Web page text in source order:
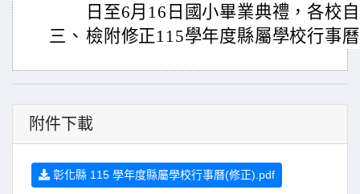
日至6月16日國小畢業典禮，各校
三、 檢附修正115學年度縣屬學校行事
附件下載
彰化縣 115 學年度縣屬學校行事曆(修正).pdf